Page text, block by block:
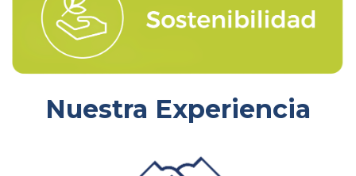
Nuestra Experiencia